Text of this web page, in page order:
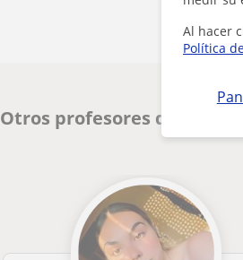
Al hacer
Política
Otros profesores de